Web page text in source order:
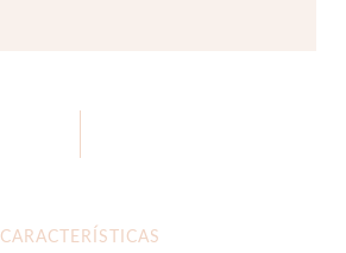
CARACTERÍSTICAS